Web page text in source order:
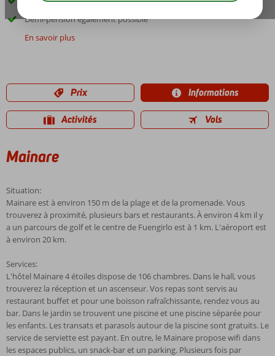
Demi-pension également possible
En savoir plus
Prix Informations
Activités Vols
Mainare
Situation:
Mainare est à environ 150 m de la plage et de la promenade. Vous
trouverez à proximité, plusieurs bars et restaurants. À environ 4 km il y
a un parcours de golf et le centre de Fuengirlo est à 1 km. L'aéroport est
à environ 20 km.
Services:
L'hôtel Mainare 4 étoiles dispose de 106 chambres. Dans le hall, vous
trouverez la réception et un ascenseur. Vos repas sont servis au
restaurant buffet et pour une boisson rafraîchissante, rendez vous au
bar. Dans le jardin se trouvent une piscine et une piscine séparée pour
les enfants. Les transats et parasols autour de la piscine sont gratuits. Le
service de serviette est payant. En outre, le Mainare propose wifi dans
les espaces publics, un snack-bar et un parking. Plusieurs fois par